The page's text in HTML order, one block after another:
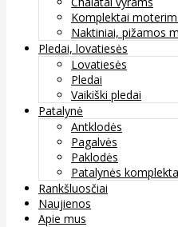
Komplektai
Naktiniai, pižamos
Pledai, lovatiesės
Lovatiesės
Pledai
Vaikiški pledai
Patalynė
Antklodės
Pagalvės
Paklodės
Patalynės
Rankšluosčiai
Naujienos
Apie mus